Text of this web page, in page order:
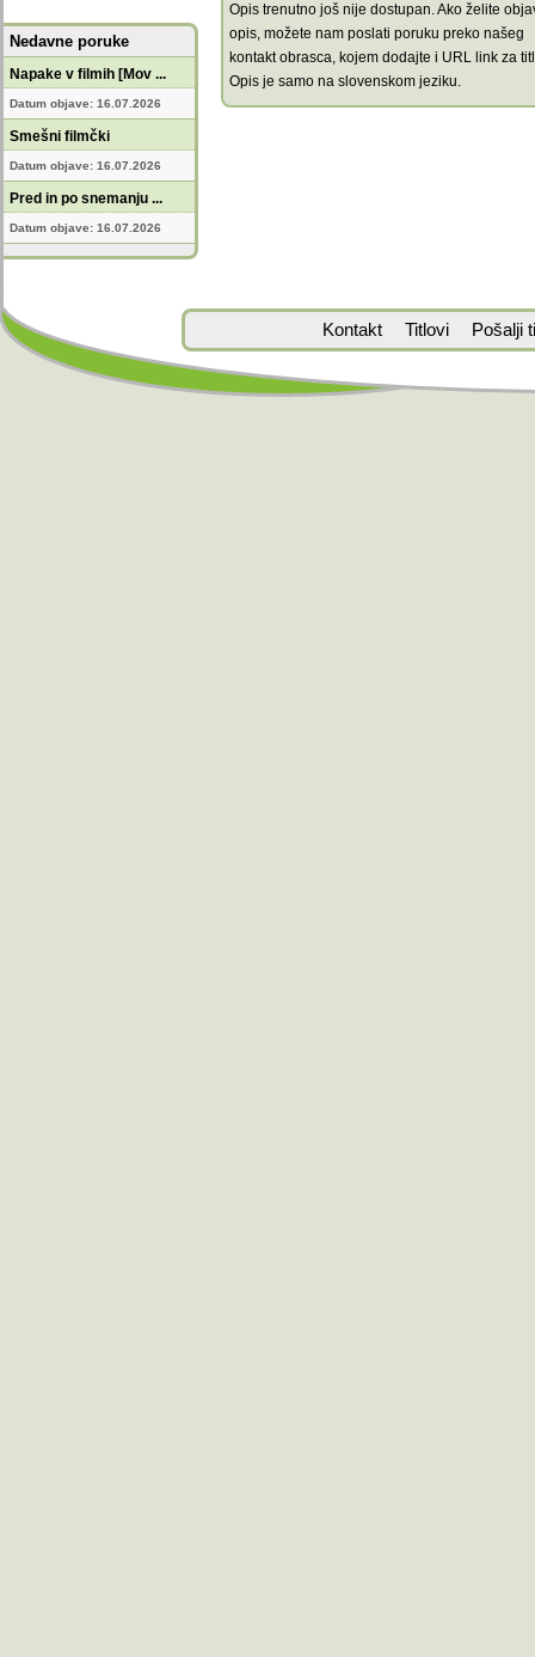
Nedavne poruke
Napake v filmih [Mov ...
Datum objave: 16.07.2026
Smešni filmčki
Datum objave: 16.07.2026
Pred in po snemanju ...
Datum objave: 16.07.2026
Opis trenutno još nije dostupan. Ako želite
opis, možete nam poslati poruku preko našeg
kontakt obrasca, kojem dodajte i URL link za
Opis je samo na slovenskom jeziku.
Kontakt Titlovi Pošalji